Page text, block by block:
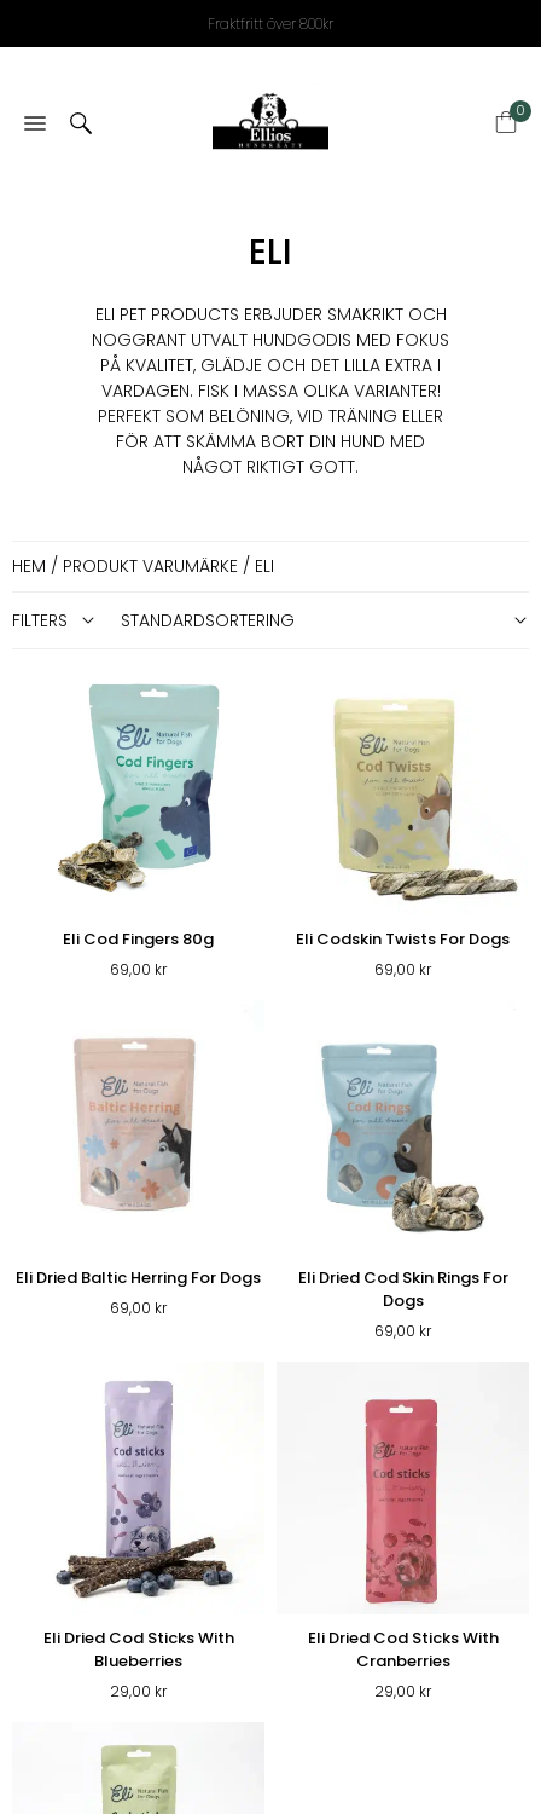
Fraktfritt över 800kr
0
ELI
ELI PET PRODUCTS ERBJUDER SMAKRIKT OCH
NOGGRANT UTVALT HUNDGODIS MED FOKUS
PÅ KVALITET, GLÄDJE OCH DET LILLA EXTRA I
VARDAGEN. FISK I MASSA OLIKA VARIANTER!
PERFEKT SOM BELÖNING, VID TRÄNING ELLER
FÖR ATT SKÄMMA BORT DIN HUND MED
NÅGOT RIKTIGT GOTT.
HEM / PRODUKT VARUMÄRKE / ELI
FILTERS
Eli Cod Fingers 80g
69,00 kr
Eli Codskin Twists For Dogs
69,00 kr
Eli Dried Baltic Herring For Dogs
69,00 kr
Eli Dried Cod Skin Rings For
Dogs
69,00 kr
Eli Dried Cod Sticks With
Blueberries
29,00 kr
Eli Dried Cod Sticks With
Cranberries
29,00 kr